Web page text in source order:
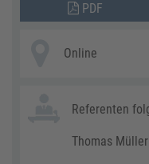
PDF
Online
Referenten
Thomas Müller